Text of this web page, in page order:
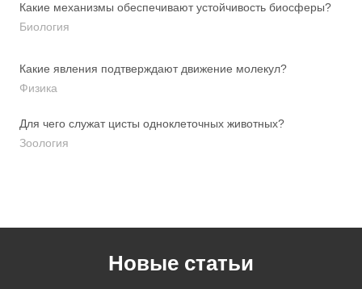
Какие механизмы обеспечивают устойчивость биосферы?
Биология
Какие явления подтверждают движение молекул?
Физика
Для чего служат цисты одноклеточных животных?
Зоология
Новые статьи